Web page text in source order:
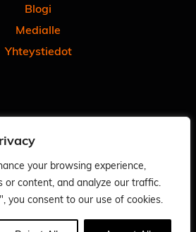
your browsing experience,
or content, and analyze our traffic.
you consent to our use of cookies.
Blogi
Medialle
Yhteystiedot
uutiskirjeemme
meille palautetta
- autat meitä ja muita
Tietosuoja